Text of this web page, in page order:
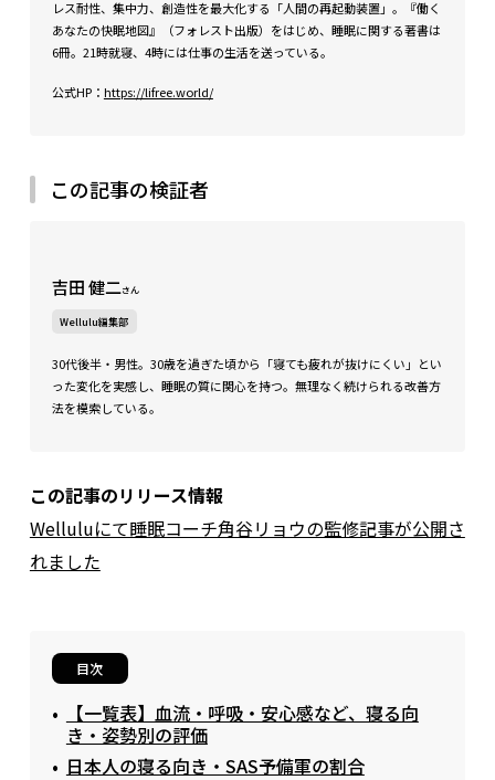
レス耐性、集中力、創造性を最大化する「人間の再起動装置」。『働く
あなたの快眠地図』（フォレスト出版）をはじめ、睡眠に関する著書は
6冊。21時就寝、4時には仕事の生活を送っている。
公式HP： https://lifree.world/
この記事の検証者
吉田 健二さん
Wellulu編集部
30代後半・男性。30歳を過ぎた頃から「寝ても疲れが抜けにくい」とい
った変化を実感し、睡眠の質に関心を持つ。無理なく続けられる改善方
法を模索している。
この記事のリリース情報
Welluluにて睡眠コーチ角谷リョウの監修記事が公開さ
れました
目次
【一覧表】血流・呼吸・安心感など、寝る向
き・姿勢別の評価
日本人の寝る向き・SAS予備軍の割合